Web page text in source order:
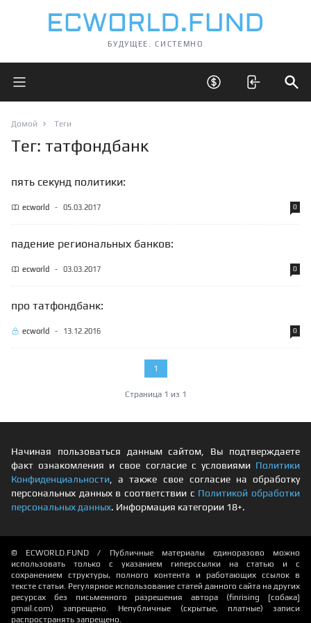
БУДУЩЕЕ. СИСТЕМНО
Открыть главное меню Открыть скрытые
Домой Теги
Тег: татфондбанк
пять секунд политики:
ecworld - 05.03.2017 0
падение региональных банков:
ecworld - 03.03.2017 0
про татфондбанк:
ecworld - 13.12.2016 0
1
Страница 1 из 1
Начиная пользоваться данным сайтом, Вы подтверждаете
факт ознакомления и свое согласие с условиями Политики
Конфиденциальности , а также свое согласие на обработку
персональных данных в соответствии с Политикой обработки
персональных данных. Информация категории 18+.
© ECWORLD.FUND / Публичные материалы единоразово можно
использовать только с указанием гиперссылки на статью и с
сохранением структуры, полного контента и работающих ссылок в
тексте статьи. Регулярное использование статей данного сайта на других
ресурсах без письменного разрешения автора (finrising [собака]
gmail.com) запрещено. Непубличные (скрытые, платные) записи
распространять запрещено.